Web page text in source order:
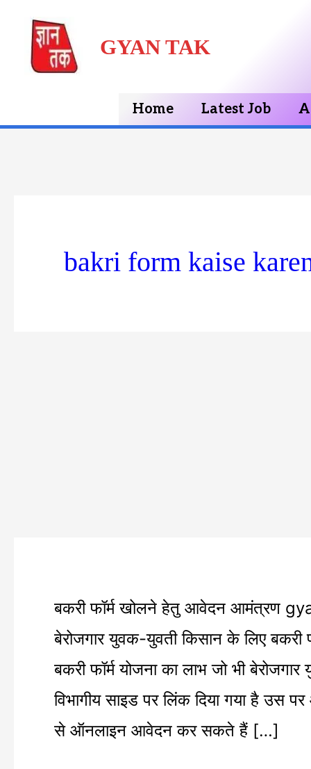
Skip
content
GYAN TAK
Home Latest Job
bakri form kaise
बकरी फॉर्म खोलने हेतु आवेदन आमंत्रण
बेरोजगार युवक-युवती किसान के लिए
बकरी फॉर्म योजना का लाभ जो भी
विभागीय साइड पर लिंक दिया गया है उस
से ऑनलाइन आवेदन कर सकते हैं […]
बकरी
फॉर्म
खोलने
हेतु
आवेदन